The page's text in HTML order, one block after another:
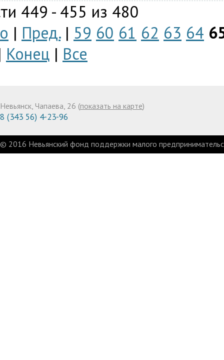
449 - 455 из 480
| Пред.| 59 60 61 62 63 64
Конец | Все
Невьянск, Чапаева, 26 (показать на карте)
8 (343 56) 4-23-96
© 2016 Невьянский фонд поддержки малого